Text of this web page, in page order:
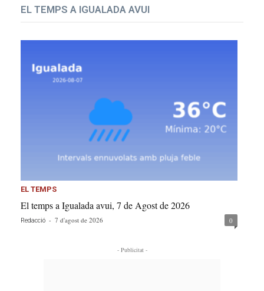
EL TEMPS A IGUALADA AVUI
EL TEMPS
El temps a Igualada avui, 7 de Agost de 2026
Redacció - 7 d'agost de 2026 0
- Publicitat -